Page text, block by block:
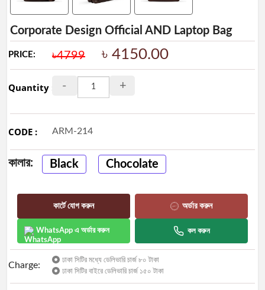
Leather
Shoes
selling
Order
Corporate Design Official AND Laptop Bag
PRICE: ৳4799 ৳ 4150.00
Quantity : - +
CODE : ARM-214
কালার: Black Chocolate
কার্টে যোগ করুন অর্ডার করুন
WhatsApp এ অর্ডার করুন কল করুন
Charge:
ঢাকা সিটির মধ্যে ডেলিভারি চার্জ ৮০ টাকা
ঢাকা সিটির বাইরে ডেলিভারি চার্জ ১৫০ টাকা